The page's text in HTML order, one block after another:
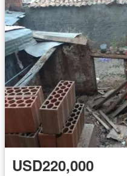
USD220,000